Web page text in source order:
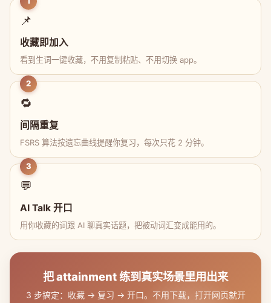
📌
收藏即加入
看到生词一键收藏，不用复制粘贴、不用切换 app。
2
🔁
间隔重复
FSRS 算法按遗忘曲线提醒你复习，每次只花 2 分钟。
3
💬
AI Talk 开口
用你收藏的词跟 AI 聊真实话题，把被动词汇变成能用的。
把 attainment 练到真实场景里用出来
3 步搞定：收藏 → 复习 → 开口。不用下载，打开网页就开